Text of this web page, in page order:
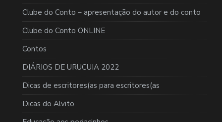
Clube do Conto – apresentação do autor e do conto
Clube do Conto ONLINE
Contos
DIÁRIOS DE URUCUIA 2022
Dicas de escritores(as para escritores(as
Dicas do Alvito